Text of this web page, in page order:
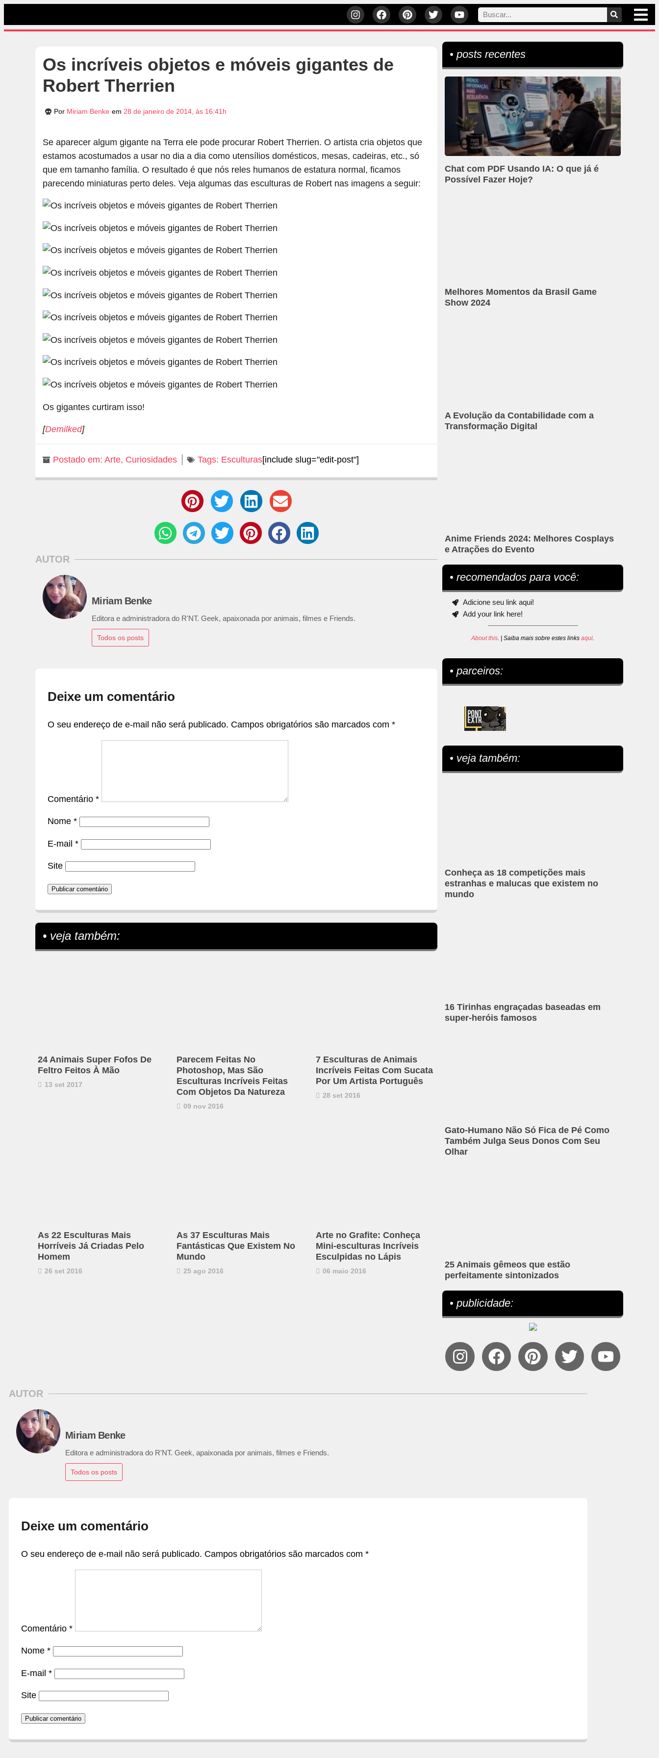
Os incríveis objetos e móveis gigantes de
Robert Therrien
Por Miriam Benke em 28 de janeiro de 2014, às 16:41h
Se aparecer algum gigante na Terra ele pode procurar Robert Therrien. O artista cria objetos que
estamos acostumados a usar no dia a dia como utensílios domésticos, mesas, cadeiras, etc., só
que em tamanho família. O resultado é que nós reles humanos de estatura normal, ficamos
parecendo miniaturas perto deles. Veja algumas das esculturas de Robert nas imagens a seguir:
Os gigantes curtiram isso!
[Demilked]
Postado em: Arte, Curiosidades Tags: Esculturas[include slug="edit-post"]
AUTOR
Miriam Benke
Editora e administradora do R'NT. Geek, apaixonada por animais, filmes e Friends.
Todos os posts
Deixe um comentário
O seu endereço de e-mail não será publicado. Campos obrigatórios são marcados com *
Comentário *
Nome *
E-mail *
Site
• veja também:
24 Animais Super Fofos De
Feltro Feitos À Mão
13 set 2017
Parecem Feitas No
Photoshop, Mas São
Esculturas Incríveis Feitas
Com Objetos Da Natureza
09 nov 2016
7 Esculturas de Animais
Incríveis Feitas Com Sucata
Por Um Artista Português
28 set 2016
As 22 Esculturas Mais
Horríveis Já Criadas Pelo
Homem
26 set 2016
As 37 Esculturas Mais
Fantásticas Que Existem No
Mundo
25 ago 2016
Arte no Grafite: Conheça
Mini-esculturas Incríveis
Esculpidas no Lápis
06 maio 2016
• posts recentes
Chat com PDF Usando IA: O que já é
Possível Fazer Hoje?
Melhores Momentos da Brasil Game
Show 2024
A Evolução da Contabilidade com a
Transformação Digital
Anime Friends 2024: Melhores Cosplays
e Atrações do Evento
• recomendados para você:
Adicione seu link aqui!
Add your link here!
About this. | Saiba mais sobre estes linksaqui.
• parceiros:
• veja também:
Conheça as 18 competições mais
estranhas e malucas que existem no
mundo
16 Tirinhas engraçadas baseadas em
super-heróis famosos
Gato-Humano Não Só Fica de Pé Como
Também Julga Seus Donos Com Seu
Olhar
25 Animais gêmeos que estão
perfeitamente sintonizados
• publicidade:
AUTOR
Miriam Benke
Editora e administradora do R'NT. Geek, apaixonada por animais, filmes e Friends.
Todos os posts
Deixe um comentário
O seu endereço de e-mail não será publicado. Campos obrigatórios são marcados com *
Comentário *
Nome *
E-mail *
Site